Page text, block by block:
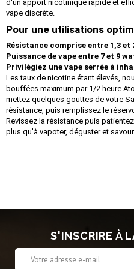
d'un apport nicotinique rapide et
vape discrète.
Pour une utilisations
Résistance comprise entre 1,3 et
Puissance de vape entre 7 et 9
Privilégiez une vape serrée à
Les taux de nicotine étant élevés,
bouffées maximum par 1/2 heure.
mettez quelques gouttes de votre
résistance, puis remplissez le
Revissez la résistance puis
plus qu'à vapoter, déguster et
S'INSCRIRE À